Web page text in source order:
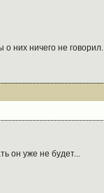
них ничего не говорил.
он уже не будет...